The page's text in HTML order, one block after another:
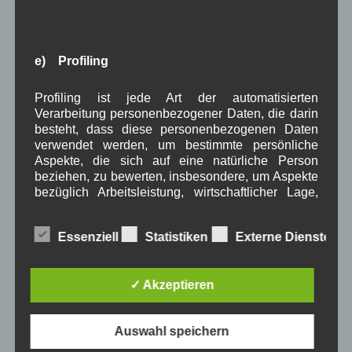
Mai 2023(8)
März 2023
Februar 2023(3)
Januar 2023 (8)
Dezember 2022
(7)
November 2022(8)
Oktober 2022
(8)
September 2022(2)
Juli 2022
Juni 2022(4)
Februar 2022(4)
(7)
e) Profiling
Profiling ist jede Art der automatisierten
Verarbeitung personenbezogener Daten, die darin
besteht, dass diese personenbezogenen Daten
verwendet werden, um bestimmte persönliche
Aspekte, die sich auf eine natürliche Person
beziehen, zu bewerten, insbesondere, um Aspekte
bezüglich Arbeitsleistung, wirtschaftlicher Lage,
Zuverlässigkeit, Verhalten, Aufenthaltsort oder
Ortswechsel dieser natürlichen Person zu
f) Pseudonymisierung
Essenziell Statistiken Externe Dienste
✓ Akzeptieren
Auswahl speichern